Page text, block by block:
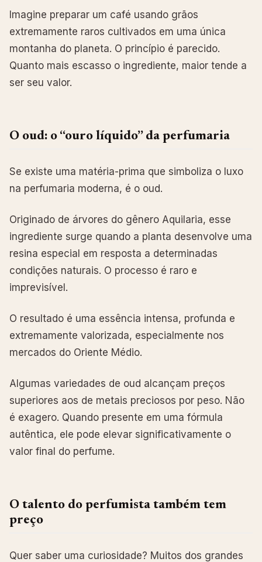
Imagine preparar um café usando grãos
extremamente raros cultivados em uma única
montanha do planeta. O princípio é parecido.
Quanto mais escasso o ingrediente, maior tende a
ser seu valor.
O oud: o “ouro líquido” da perfumaria
Se existe uma matéria-prima que simboliza o luxo
na perfumaria moderna, é o oud.
Originado de árvores do gênero Aquilaria, esse
ingrediente surge quando a planta desenvolve uma
resina especial em resposta a determinadas
condições naturais. O processo é raro e
imprevisível.
O resultado é uma essência intensa, profunda e
extremamente valorizada, especialmente nos
mercados do Oriente Médio.
Algumas variedades de oud alcançam preços
superiores aos de metais preciosos por peso. Não
é exagero. Quando presente em uma fórmula
autêntica, ele pode elevar significativamente o
valor final do perfume.
O talento do perfumista também tem
preço
Quer saber uma curiosidade? Muitos dos grandes